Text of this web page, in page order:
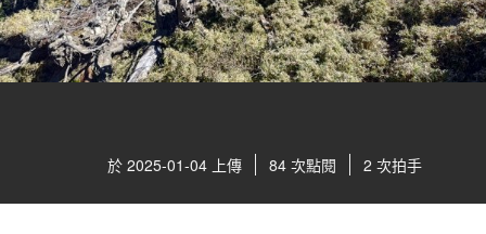
於 2025-01-04 上傳 84 次點閱 2 次拍手